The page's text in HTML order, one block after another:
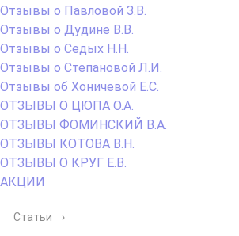
Отзывы о Павловой З.В.
Отзывы о Дудине В.В.
Отзывы о Седых Н.Н.
Отзывы о Степановой Л.И.
Отзывы об Хоничевой Е.С.
ОТЗЫВЫ О ЦЮПА О.А.
ОТЗЫВЫ ФОМИНСКИЙ В.А.
ОТЗЫВЫ КОТОВА В.Н.
ОТЗЫВЫ О КРУГ Е.В.
АКЦИИ
Статьи ›